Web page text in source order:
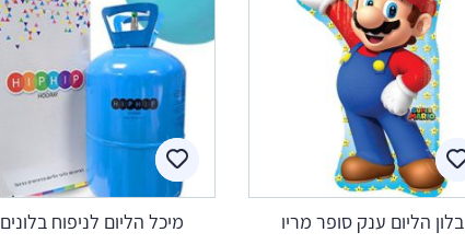
בלון הליום ענק סופר מריו מיכל הליום לניפוח בלונים